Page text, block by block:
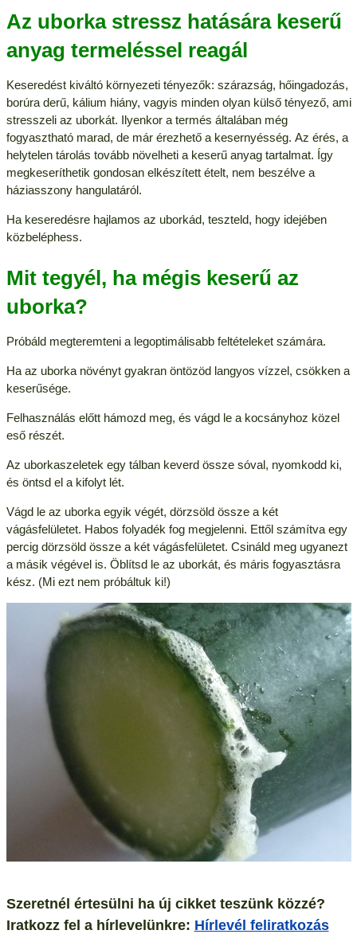
Az uborka stressz hatására keserű
anyag termeléssel reagál
Keseredést kiváltó környezeti tényezők: szárazság, hőingadozás,
borúra derű, kálium hiány, vagyis minden olyan külső tényező, ami
stresszeli az uborkát. Ilyenkor a termés általában még
fogyasztható marad, de már érezhető a kesernyésség. Az érés, a
helytelen tárolás tovább növelheti a keserű anyag tartalmat. Így
megkeseríthetik gondosan elkészített ételt, nem beszélve a
háziasszony hangulatáról.
Ha keseredésre hajlamos az uborkád, teszteld, hogy idejében
közbeléphess.
Mit tegyél, ha mégis keserű az
uborka?
Próbáld megteremteni a legoptimálisabb feltételeket számára.
Ha az uborka növényt gyakran öntözöd langyos vízzel, csökken a
keserűsége.
Felhasználás előtt hámozd meg, és vágd le a kocsányhoz közel
eső részét.
Az uborkaszeletek egy tálban keverd össze sóval, nyomkodd ki,
és öntsd el a kifolyt lét.
Vágd le az uborka egyik végét, dörzsöld össze a két
vágásfelületet. Habos folyadék fog megjelenni. Ettől számítva egy
percig dörzsöld össze a két vágásfelületet. Csináld meg ugyanezt
a másik végével is. Öblítsd le az uborkát, és máris fogyasztásra
kész. (Mi ezt nem próbáltuk ki!)
Szeretnél értesülni ha új cikket teszünk közzé?
Iratkozz fel a hírlevelünkre: Hírlevél feliratkozás